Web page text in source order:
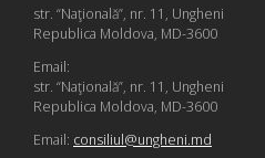
str. “Naţională”, nr. 11, Ungheni
Republica Moldova, MD-3600
Email:
str. “Naţională”, nr. 11, Ungheni
Republica Moldova, MD-3600
Email: consiliul@ungheni.md